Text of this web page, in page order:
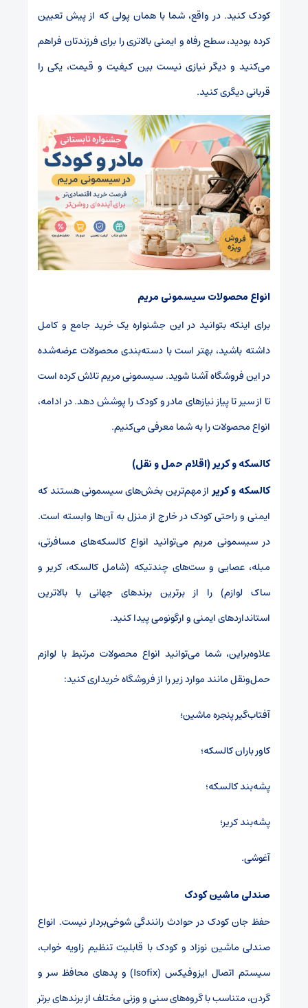
کودک کنید. در واقع، شما با همان پولی که از پیش تعیین
کرده بودید، سطح رفاه و ایمنی بالاتری را برای فرزندتان فراهم
می‌کنید و دیگر نیازی نیست بین کیفیت و قیمت، یکی را
قربانی دیگری کنید.
انواع محصولات سیسمونی مریم
برای اینکه بتوانید در این جشنواره یک خرید جامع و کامل
داشته باشید، بهتر است با دسته‌بندی محصولات عرضه‌شده
در این فروشگاه آشنا شوید. سیسمونی مریم تلاش کرده است
تا از سیر تا پیاز نیازهای مادر و کودک را پوشش دهد. در ادامه،
انواع محصولات را به شما معرفی می‌کنیم.
کالسکه و کریر (اقلام حمل و نقل)
کالسکه و کریر از مهم‌ترین بخش‌های سیسمونی هستند که
ایمنی و راحتی کودک در خارج از منزل به آن‌ها وابسته است.
در سیسمونی مریم می‌توانید انواع کالسکه‌های مسافرتی،
مبله، عصایی و ست‌های چندتیکه (شامل کالسکه، کریر و
ساک لوازم) را از برترین برندهای جهانی با بالاترین
استانداردهای ایمنی و ارگونومی پیدا کنید.
علاوه‌براین، شما می‌توانید انواع محصولات مرتبط با لوازم
حمل‌ونقل مانند موارد زیر را از فروشگاه خریداری کنید:
آفتاب‌گیر پنجره ماشین؛
کاور باران کالسکه؛
پشه‌بند کالسکه؛
پشه‌بند کریر؛
آغوشی.
صندلی ماشین کودک
حفظ جان کودک در حوادث رانندگی شوخی‌بردار نیست. انواع
صندلی ماشین نوزاد و کودک با قابلیت تنظیم زاویه خواب،
سیستم اتصال ایزوفیکس (Isofix) و پدهای محافظ سر و
گردن، متناسب با گروه‌های سنی و وزنی مختلف از برندهای برتر